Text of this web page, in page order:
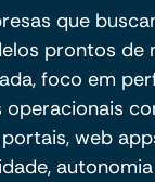
que
prontos de
foco em
web